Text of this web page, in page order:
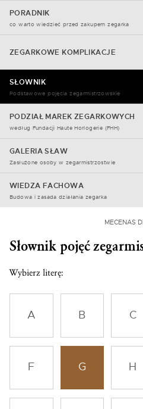
PORADNIK
co warto wiedzieć przed zakupem zegarka
ZEGARKOWE KOMPLIKACJE
SŁOWNIK
Podstawowe pojęcia zegarmistrzowskie
PODZIAŁ MAREK ZEGARKOWYCH
według Fundacji Haute Horlogerie (FHH)
GALERIA SŁAW
Zasłużone osoby w zegarmistrzostwie
WIEDZA FACHOWA
Budowa i zasada działania zegarka
MECENAS
Słownik pojęć
Wybierz literę:
A B C
F G H